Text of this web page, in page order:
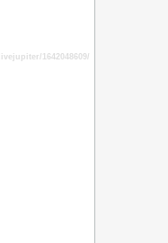
1642048609/